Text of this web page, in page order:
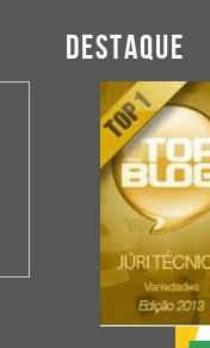
DESTAQUE